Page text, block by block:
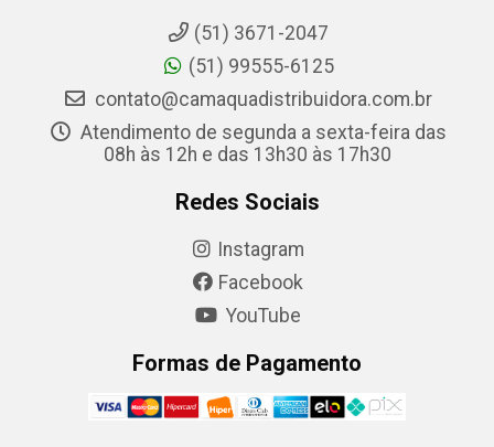
(51) 3671-2047
(51) 99555-6125
contato@camaquadistribuidora.com.br
Atendimento de segunda a sexta-feira das
08h às 12h e das 13h30 às 17h30
Redes Sociais
Instagram
Facebook
YouTube
Formas de Pagamento